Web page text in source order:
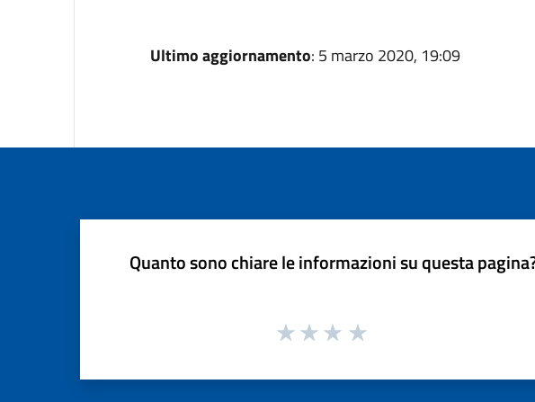
Ultimo aggiornamento: 5 marzo 2020, 19:09
Quanto sono chiare le informazioni su questa